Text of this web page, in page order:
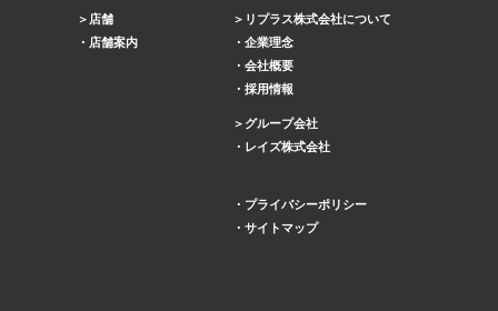
店舗
店舗案内
リプラス株式会社について
企業理念
会社概要
採用情報
グループ会社
レイズ株式会社
プライバシーポリシー
サイトマップ